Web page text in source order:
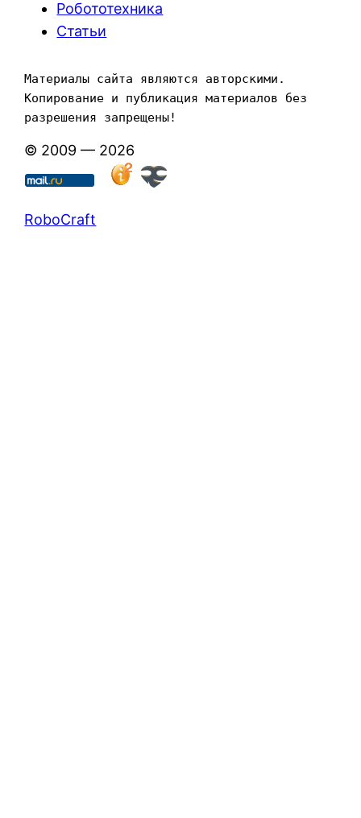
Робототехника
Статьи
Материалы сайта являются авторскими.
Копирование и публикация материалов без
разрешения запрещены!
© 2009 — 2026
RoboCraft